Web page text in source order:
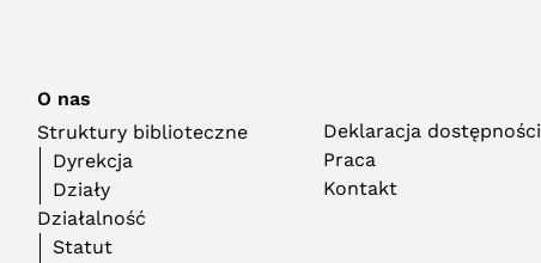
O nas
Struktury biblioteczne
Dyrekcja
Działy
Działalność
Statut
Deklaracja dostępności
Praca
Kontakt